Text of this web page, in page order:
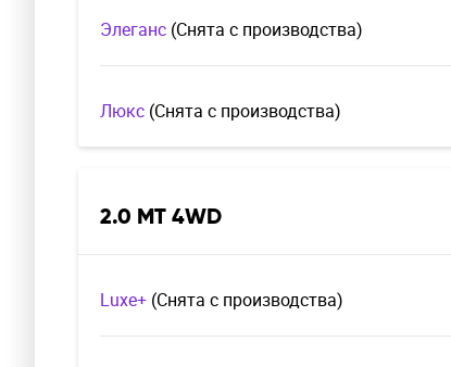
Элеганс (Cнята с производства)
Люкс (Cнята с производства)
2.0 MT 4WD
Luxe+ (Cнята с производства)